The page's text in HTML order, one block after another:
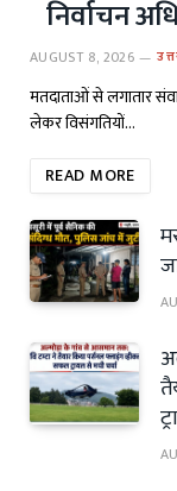
निर्वाचन
AUGUST 8, 2026
मतदाताओं से लगातार
लेकर विसंगतियों…
READ MORE